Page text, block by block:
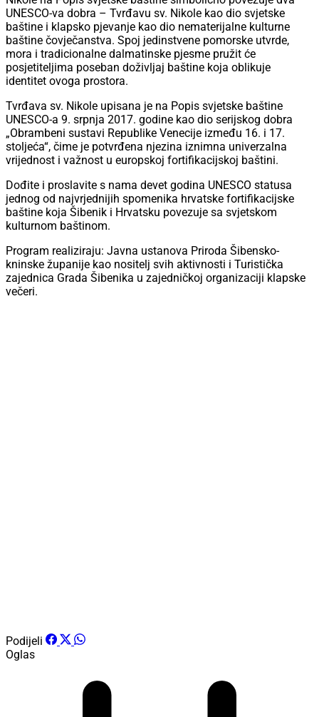
UNESCO-va dobra – Tvrđavu sv. Nikole kao dio svjetske
baštine i klapsko pjevanje kao dio nematerijalne kulturne
baštine čovječanstva. Spoj jedinstvene pomorske utvrde,
mora i tradicionalne dalmatinske pjesme pružit će
posjetiteljima poseban doživljaj baštine koja oblikuje
identitet ovoga prostora.
Tvrđava sv. Nikole upisana je na Popis svjetske baštine
UNESCO-a 9. srpnja 2017. godine kao dio serijskog dobra
„Obrambeni sustavi Republike Venecije između 16. i 17.
stoljeća“, čime je potvrđena njezina iznimna univerzalna
vrijednost i važnost u europskoj fortifikacijskoj baštini.
Dođite i proslavite s nama devet godina UNESCO statusa
jednog od najvrjednijih spomenika hrvatske fortifikacijske
baštine koja Šibenik i Hrvatsku povezuje sa svjetskom
kulturnom baštinom.
Program realiziraju: Javna ustanova Priroda Šibensko-
kninske županije kao nositelj svih aktivnosti i Turistička
zajednica Grada Šibenika u zajedničkoj organizaciji klapske
večeri.
Podijeli
Oglas